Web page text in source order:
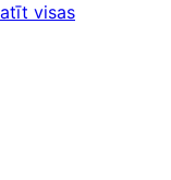
visas